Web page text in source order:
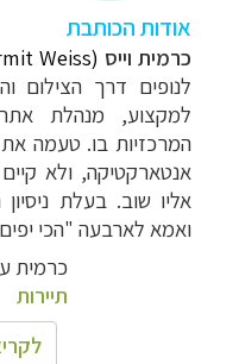
אודות הכותבת
כרמית וייס (Carmit Weiss)
לנופים דרך הצילום
למקצוע, מנהלת
המרכזיות בו. טעמה
אנטארקטיקה, ולא
אליו שוב. בעלת
ואמא לארבעה "הכי
כרמית
תיירות